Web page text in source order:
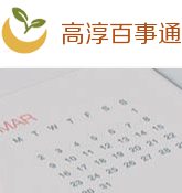
高淳百事通